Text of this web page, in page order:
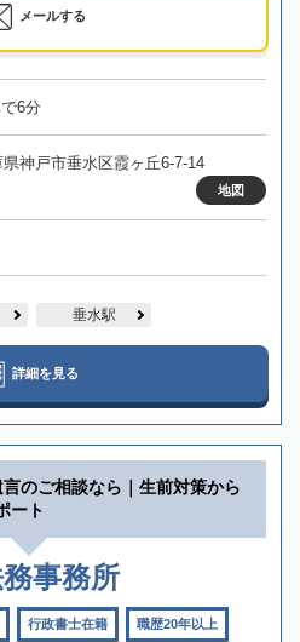
メールする
6分
神戸市垂水区霞ヶ丘6-7-14
地図
垂水駅
詳細を見る
言のご相談なら｜生前対策から
ート
事務所
行政書士在籍 職歴20年以上